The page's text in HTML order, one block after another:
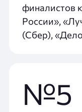
финалистов
России»,
(Сбер),
№5